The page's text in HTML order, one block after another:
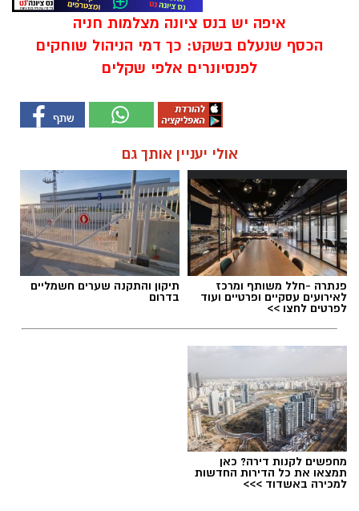
איפה יש בנס ציונה מצלמות חניה
הכסף שנעלם בשקט: כך דמי הניהול שוחקים
לפנסיונרים אלפי שקלים
אולי יעניין אותך גם
פנתרה -חלל משותף ומרכז
לאירועים עסקיים ופרטיים ועוד
לפרטים לחצו >>
תיקון והתקנה שערים חשמליים
בדרום
מחפשים לקנות דירה? כאן
תמצאו את כל הדירות החדשות
למכירה באשדוד >>>